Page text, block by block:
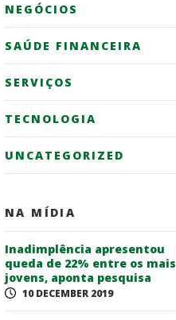
NEGÓCIOS
SAÚDE FINANCEIRA
SERVIÇOS
TECNOLOGIA
UNCATEGORIZED
NA MÍDIA
Inadimplência apresentou
queda de 22% entre os mais
jovens, aponta pesquisa
10 DECEMBER 2019